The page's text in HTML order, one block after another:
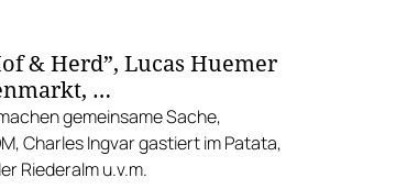
& Herd”, Lucas Huemer
…
gemeinsame Sache,
Charles Ingvar gastiert im Patata,
Riederalm u.v.m.